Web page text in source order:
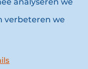
verbeteren we